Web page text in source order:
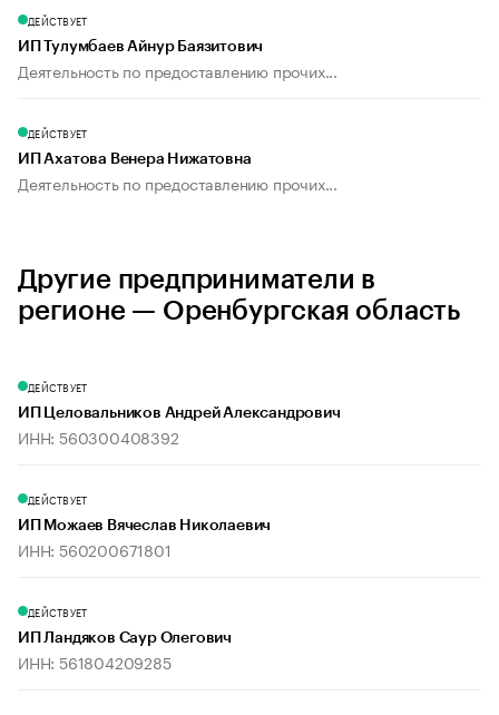
ДЕЙСТВУЕТ
ИП Тулумбаев Айнур Баязитович
Деятельность по предоставлению прочих...
ДЕЙСТВУЕТ
ИП Ахатова Венера Нижатовна
Деятельность по предоставлению прочих...
Другие предприниматели в
регионе — Оренбургская область
ДЕЙСТВУЕТ
ИП Целовальников Андрей Александрович
ИНН: 560300408392
ДЕЙСТВУЕТ
ИП Можаев Вячеслав Николаевич
ИНН: 560200671801
ДЕЙСТВУЕТ
ИП Ландяков Саур Олегович
ИНН: 561804209285